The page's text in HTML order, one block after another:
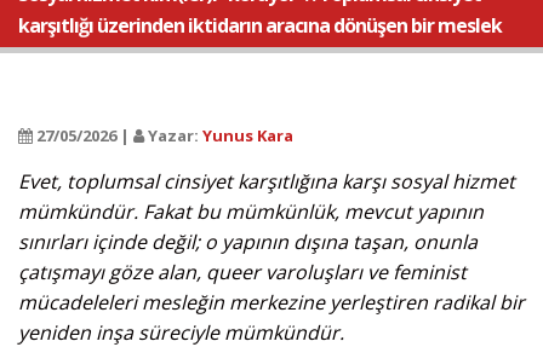
karşıtlığı üzerinden iktidarın aracına dönüşen bir meslek
27/05/2026 | Yazar: Yunus Kara
Evet, toplumsal cinsiyet karşıtlığına karşı sosyal hizmet
mümkündür. Fakat bu mümkünlük, mevcut yapının
sınırları içinde değil; o yapının dışına taşan, onunla
çatışmayı göze alan, queer varoluşları ve feminist
mücadeleleri mesleğin merkezine yerleştiren radikal bir
yeniden inşa süreciyle mümkündür.